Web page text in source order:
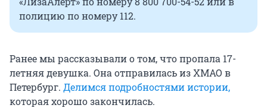
полицию по номеру 112.
Ранее мы рассказывали о том, что пропала 17-
летняя девушка. Она отправилась из ХМАО в
Петербург. Делимся подробностями истории,
которая хорошо закончилась.